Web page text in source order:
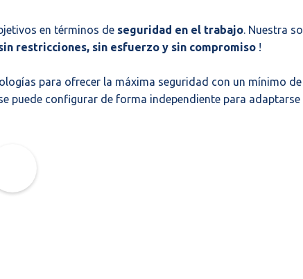
en términos de seguridad en el trabajo . Nuestra
restricciones, sin esfuerzo y sin compromiso !
para ofrecer la máxima seguridad con un mínimo
puede configurar de forma independiente para